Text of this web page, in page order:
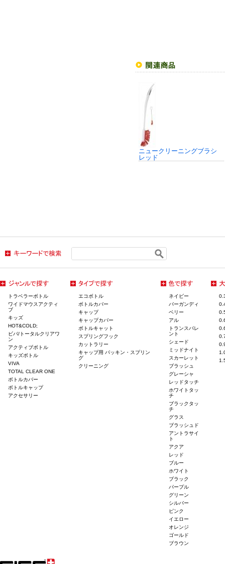
ニュークリーニングブラシ
レッド
トラベラーボトル
ワイドマウスアクティ
ブ
キッズ
HOT&COLD;
ビバ/トータルクリアワ
ン
アクティブボトル
キッズボトル
VIVA
TOTAL CLEAR ONE
ボトルカバー
ボトルキャップ
アクセサリー
エコボトル
ボトルカバー
キャップ
キャップカバー
ボトルキャット
スプリングフック
カットラリー
キャップ用 パッキン・スプリン
グ
クリーニング
ネイビー
バーガンディ
ベリー
アル
トランスパレ
ント
シェード
ミッドナイト
スカーレット
ブラッシュ
グレーシャ
レッドタッチ
ホワイトタッ
チ
ブラックタッ
チ
グラス
ブラッシュド
アントラサイ
ト
アクア
レッド
ブルー
ホワイト
ブラック
パープル
グリーン
シルバー
ピンク
イエロー
オレンジ
ゴールド
ブラウン